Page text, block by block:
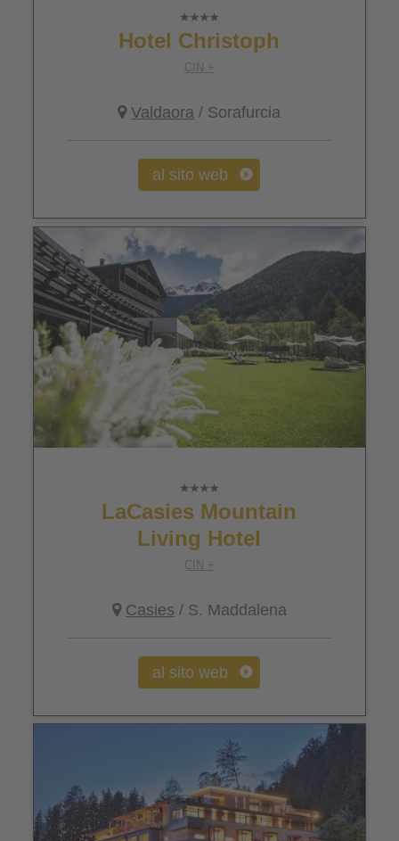
Hotel Christoph
CIN +
Valdaora / Sorafurcia
al sito web
LaCasies Mountain
Living Hotel
CIN +
Casies / S. Maddalena
al sito web